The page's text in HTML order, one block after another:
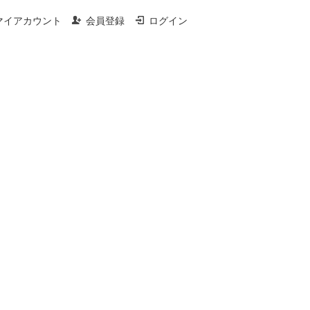
イアカウント 会員登録 ログイン